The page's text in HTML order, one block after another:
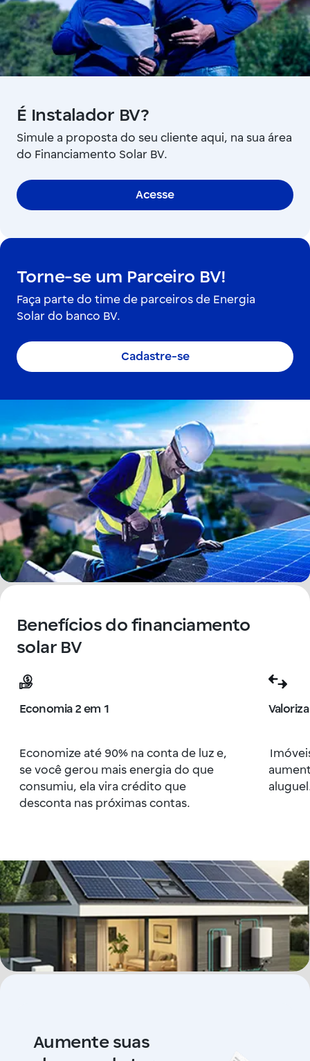
É Instalador BV?
Simule a proposta do seu cliente aqui, na sua área
do Financiamento Solar BV.
Acesse
Torne-se um Parceiro BV!
Faça parte do time de parceiros de Energia
Solar do banco BV.
Cadastre-se
Benefícios do financiamento
solar BV
Economia 2 em 1
Economize até 90% na conta de luz e,
se você gerou mais energia do que
consumiu, ela vira crédito que
desconta nas próximas contas.
Aumente suas